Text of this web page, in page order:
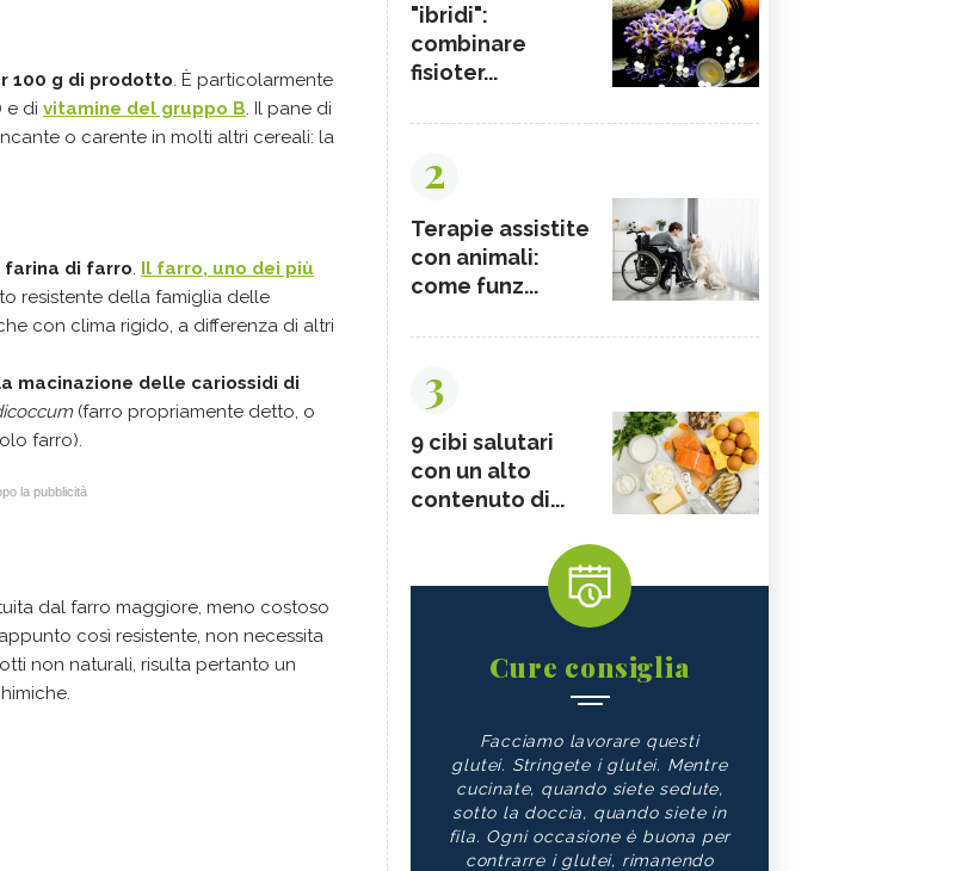
100 g di prodotto. È particolarmente
e di vitamine del gruppo B. Il pane di
o carente in molti altri cereali: la
di farro. Il farro, uno dei più
resistente della famiglia delle
con clima rigido, a differenza di altri
macinazione delle cariossidi di
(farro propriamente detto, o
farro).
la pubblicità
dal farro maggiore, meno costoso
così resistente, non necessita
non naturali, risulta pertanto un
"ibridi":
combinare
fisioter...
2
Terapie assistite
con animali:
come funz...
3
9 cibi salutari
con un alto
contenuto di...
Cure consiglia
Facciamo lavorare questi
glutei. Stringete i glutei. Mentre
cucinate, quando siete sedute,
sotto la doccia, quando siete in
fila. Ogni occasione è buona per
contrarre i glutei, rimanendo